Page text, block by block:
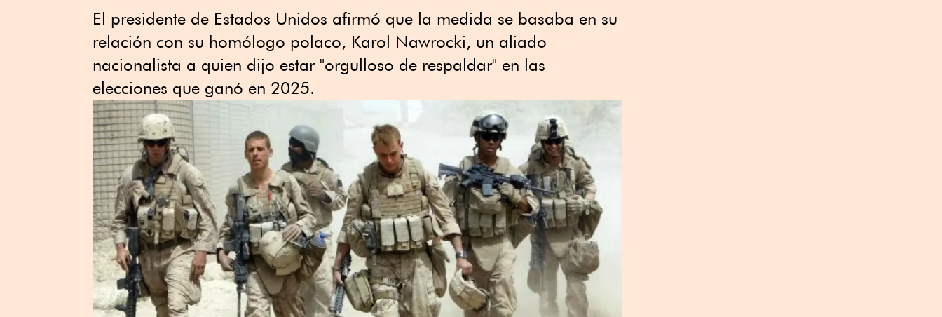
El presidente de Estados Unidos afirmó que la medida se basaba en su
relación con su homólogo polaco, Karol Nawrocki, un aliado
nacionalista a quien dijo estar "orgulloso de respaldar" en las
elecciones que ganó en 2025.